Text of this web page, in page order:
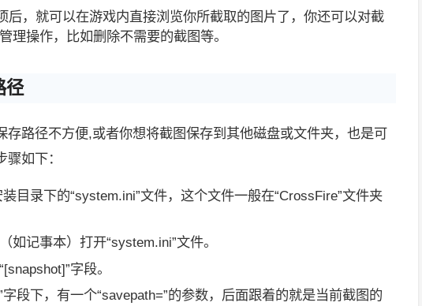
后，就可以在游戏内直接浏览你所截取的图片了，你还可以对截
理操作，比如删除不需要的截图等。
径
存路径不方便,或者你想将截图保存到其他磁盘或文件夹，也是可
如下：
目录下的“system.ini”文件，这个文件一般在“CrossFire”文件夹
如记事本）打开“system.ini”文件。
字段。
字段下，有一个“savepath=”的参数，后面跟着的就是当前截图的